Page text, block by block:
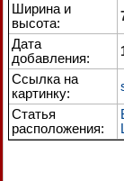
Ширина и
высота:
Дата
добавления:
Ссылка на
картинку:
Статья
расположения: